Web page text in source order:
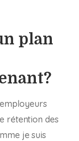
plan
?
rétention des
je suis